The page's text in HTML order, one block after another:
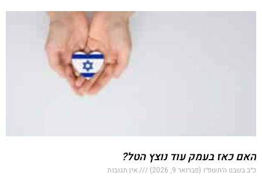
האם כאז בעמק עוד נוצץ הטל?
כ״ב בשבט ה׳תשפ״ו (פברואר 9, 2026) אין תגובות